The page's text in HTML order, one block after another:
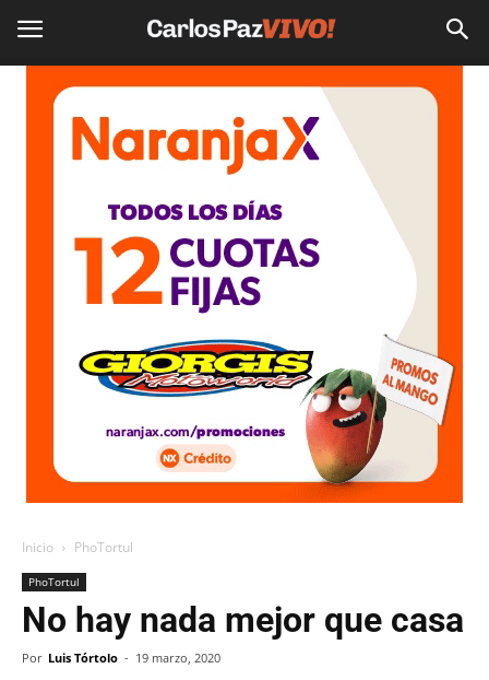
Inicio PhoTortul
PhoTortul
No hay nada mejor que casa
Por Luis Tórtolo - 19 marzo, 2020